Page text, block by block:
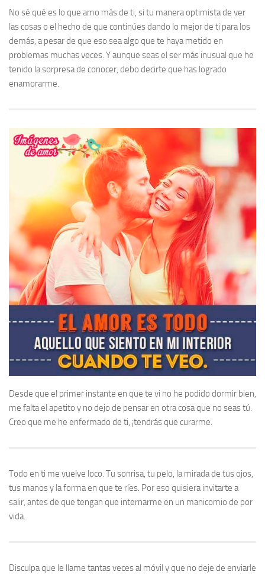
No sé qué es lo que amo más de ti, si tu manera optimista de ver
las cosas o el hecho de que continúes dando lo mejor de ti para los
demás, a pesar de que eso sea algo que te haya metido en
problemas muchas veces. Y aunque seas el ser más inusual que he
tenido la sorpresa de conocer, debo decirte que has logrado
enamorarme.
Desde que el primer instante en que te vi no he podido dormir bien,
me falta el apetito y no dejo de pensar en otra cosa que no seas tú.
Creo que me he enfermado de ti, ¡tendrás que curarme.
Todo en ti me vuelve loco. Tu sonrisa, tu pelo, la mirada de tus ojos,
tus manos y la forma en que te ríes. Por eso quisiera invitarte a
salir, antes de que tengan que internarme en un manicomio de por
vida.
Disculpa que le llame tantas veces al móvil y que no deje de enviarle